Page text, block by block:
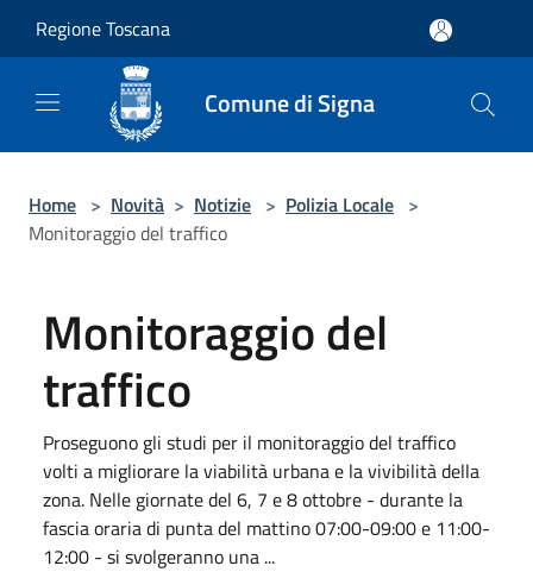
Regione Toscana
Comune di Signa
Home > Novità > Notizie > Polizia Locale >
Monitoraggio del traffico
Monitoraggio del
traffico
Proseguono gli studi per il monitoraggio del traffico
volti a migliorare la viabilità urbana e la vivibilità della
zona. Nelle giornate del 6, 7 e 8 ottobre - durante la
fascia oraria di punta del mattino 07:00-09:00 e 11:00-
12:00 - si svolgeranno una ...